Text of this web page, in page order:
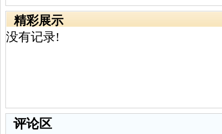
精彩展示
没有记录!
评论区